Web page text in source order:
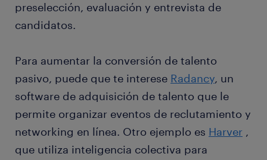
preselección, evaluación y entrevista de
candidatos.
Para aumentar la conversión de talento
pasivo, puede que te interese Radancy, un
software de adquisición de talento que le
permite organizar eventos de reclutamiento y
networking en línea. Otro ejemplo es Harver ,
que utiliza inteligencia colectiva para